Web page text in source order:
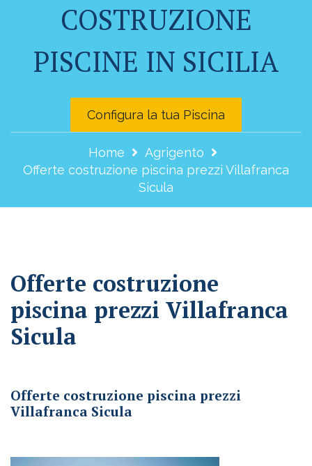
COSTRUZIONE
PISCINE IN SICILIA
Configura la tua Piscina
Home
Agrigento
Offerte costruzione piscina prezzi Villafranca
Sicula
Offerte costruzione
piscina prezzi Villafranca
Sicula
Offerte costruzione piscina prezzi
Villafranca Sicula